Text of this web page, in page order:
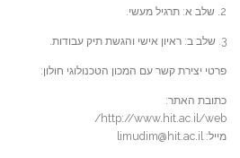
2. שלב א: תרגיל מעשי.
3. שלב ב: ראיון אישי והגשת תיק עבודות.
פרטי יצירת קשר עם המכון הטכנולוגי חולון:
כתובת האתר:
http://www.hit.ac.il/web/
מייל: limudim@hit.ac.il